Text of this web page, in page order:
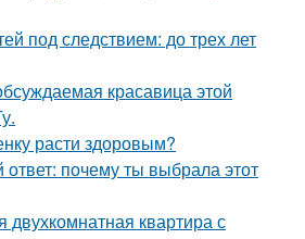
под следствием: до трех лет
красавица этой
расти здоровым?
ответ: почему ты выбрала этот
двухкомнатная квартира с